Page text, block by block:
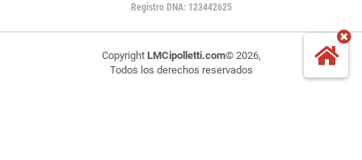
Registro DNA: 123442625
Copyright LMCipolletti.com© 2026,
Todos los derechos reservados